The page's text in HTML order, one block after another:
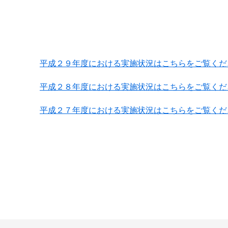
平成２９年度における実施状況はこちらをご覧くだ
平成２８年度における実施状況はこちらをご覧くだ
平成２７年度における実施状況はこちらをご覧くだ